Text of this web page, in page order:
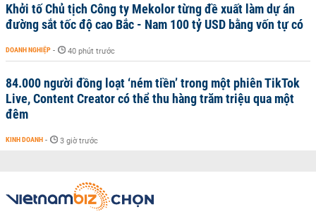
Khởi tố Chủ tịch Công ty Mekolor từng đề xuất làm dự án
đường sắt tốc độ cao Bắc - Nam 100 tỷ USD bằng vốn tự có
DOANH NGHIỆP - 40 phút trước
84.000 người đồng loạt ‘ném tiền’ trong một phiên TikTok
Live, Content Creator có thể thu hàng trăm triệu qua một
đêm
KINH DOANH - 3 giờ trước